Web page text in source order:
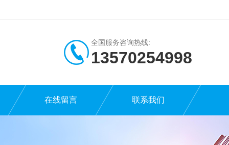
全国服务咨询热线:
13570254998
在线留言 联系我们